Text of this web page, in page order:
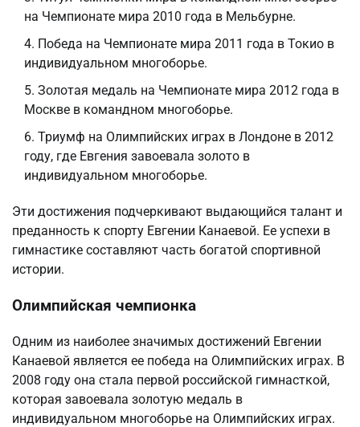
на Чемпионате мира 2010 года в Мельбурне.
Победа на Чемпионате мира 2011 года в Токио в
индивидуальном многоборье.
Золотая медаль на Чемпионате мира 2012 года в
Москве в командном многоборье.
Триумф на Олимпийских играх в Лондоне в 2012
году, где Евгения завоевала золото в
индивидуальном многоборье.
Эти достижения подчеркивают выдающийся талант и
преданность к спорту Евгении Канаевой. Ее успехи в
гимнастике составляют часть богатой спортивной
истории.
Олимпийская чемпионка
Одним из наиболее значимых достижений Евгении
Канаевой является ее победа на Олимпийских играх. В
2008 году она стала первой российской гимнасткой,
которая завоевала золотую медаль в
индивидуальном многоборье на Олимпийских играх.